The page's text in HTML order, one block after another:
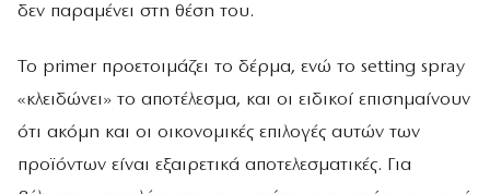
δεν παραμένει στη θέση του.
Το primer προετοιμάζει το δέρμα, ενώ το setting spray
«κλειδώνει» το αποτέλεσμα, και οι ειδικοί επισημαίνουν
ότι ακόμη και οι οικονομικές επιλογές αυτών των
προϊόντων είναι εξαιρετικά αποτελεσματικές. Για